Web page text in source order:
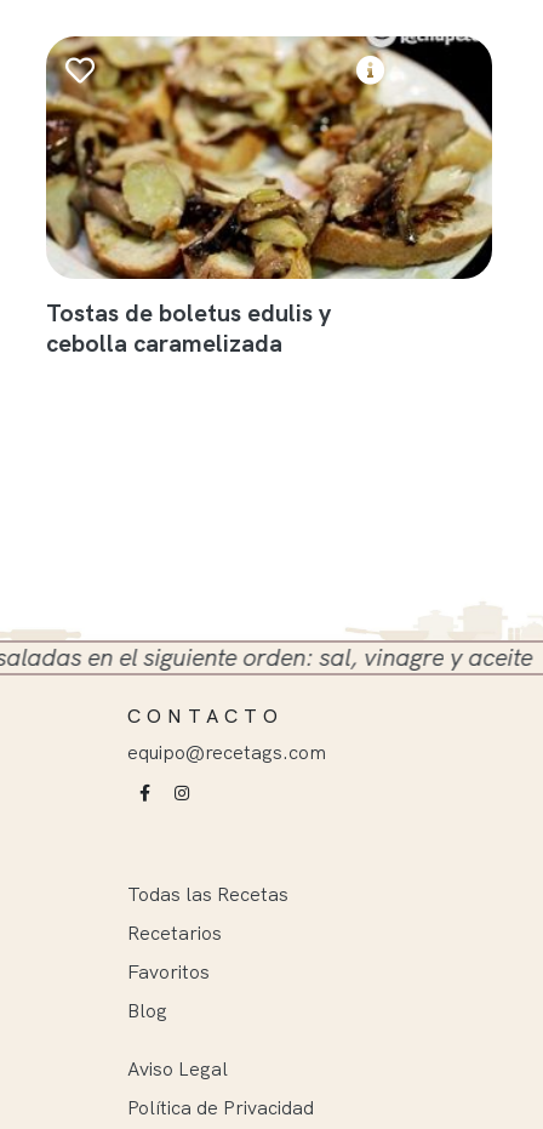
Tostas de boletus edulis y
cebolla caramelizada
orden: sal, vinagre y aceite
CONTACTO
equipo@recetags.com
Todas las Recetas
Recetarios
Favoritos
Blog
Aviso Legal
Política de Privacidad